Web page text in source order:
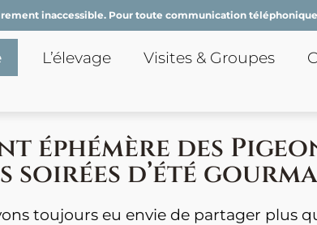
inaccessible. Pour toute communication
L’élevage Visites & Groupes
éphémère des
soirées d’été
toujours eu envie de partager plus